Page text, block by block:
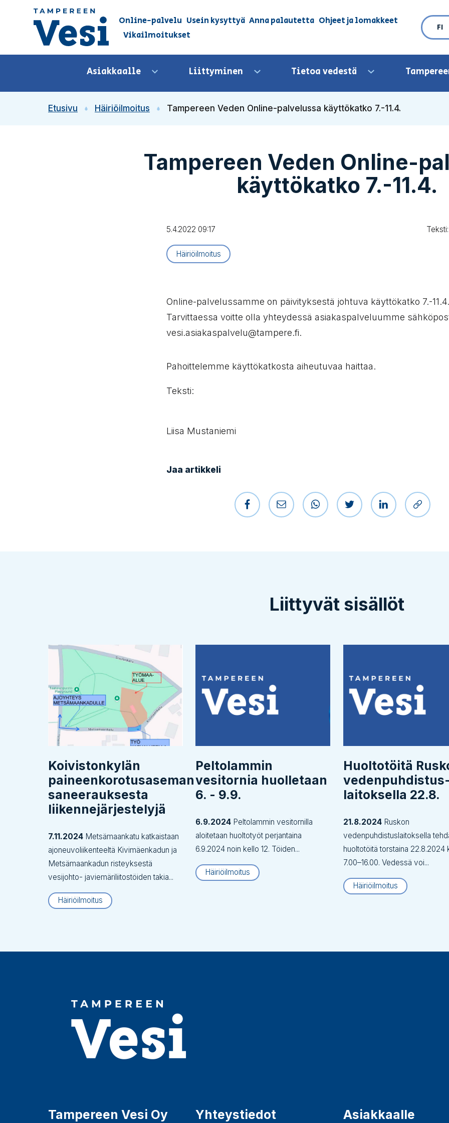
Siirry sisältöön
Siirry etusivulle
Online-palvelu Usein kysyttyä Anna palautetta Ohjeet ja lomakkeet
Vikailmoitukset
FI
Asiakkaalle Avaa valikkoLiittyminen Avaa valikkoTietoa vedestä Avaa valikko
Etusivu Häiriöilmoitus Tampereen Veden Online-palvelussa käyttökatko 7.-11.4.
Tampereen Veden Online-
käyttökatko 7.-11.4.
5.4.2022 09:17
Artikkelityyppi:
Häiriöilmoitus
Online-palvelussamme on päivityksestä johtuva käyttökatko 7.-
Tarvittaessa voitte olla yhteydessä asiakaspalveluumme
vesi.asiakaspalvelu@tampere.fi.
Pahoittelemme käyttökatkosta aiheutuvaa haittaa.
Teksti:
Liisa Mustaniemi
Jaa artikkeli
Jaa Facebookissa
Jaa sähköpostilla
Jaa WhatsAppissa
Jaa TwitterissäJaa LinkedInissä
Kopioi
Liittyvät sisällöt
Koivistonkylän
paineenkorotusaseman
saneerauksesta
liikennejärjestelyjä
7.11.2024 Metsämaankatu katkaistaan
ajoneuvoliikenteeltä Kivimäenkadun ja
Metsämaankadun risteyksestä
vesijohto- javiemäriliitostöiden takia...
Häiriöilmoitus
Peltolammin
vesitornia huolletaan
6. - 9.9.
6.9.2024 Peltolammin vesitornilla
aloitetaan huoltotyöt perjantaina
6.9.2024 noin kello 12. Töiden...
Häiriöilmoitus
Huoltotöitä
vedenpuhdistus­
laitoksella 22.8.
21.8.2024Ruskon
vedenpuhdistuslaitoksella
huoltotöitä torstaina 22.8.2024
7.00–16.00. Vedessä voi...
Häiriöilmoitus
Tampereen Vesi Oy Yhteystiedot Asiakkaalle